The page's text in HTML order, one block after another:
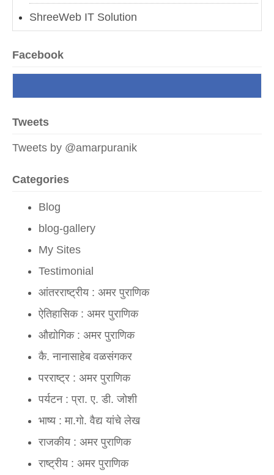
ShreeWeb IT Solution
मोगलस्तानचे कारस्थान
नवी अर्थक्रांती
लाल किल्ल्यावरून मोदींचा बलूची दणका
उर्जित पटेल यांची निवड आणि आव्हाने
भारतीय जनतेचा युद्धक्षोभ
मोदी सरकारचे पुर्वेकडील समुद्रीसाहस
Admin:grt
Sonu Aganur:amarji very excellent.. very thru
Anonymous: Good information for project.
Facebook
Tweets
Tweets by @amarpuranik
Categories
Blog
blog-gallery
My Sites
Testimonial
आंतरराष्ट्रीय : अमर पुराणिक
ऐतिहासिक : अमर पुराणिक
औद्योगिक : अमर पुराणिक
कै. नानासाहेब वळसंगकर
परराष्ट्र : अमर पुराणिक
पर्यटन : प्रा. ए. डी. जोशी
भाष्य : मा.गो. वैद्य यांचे लेख
राजकीय : अमर पुराणिक
राष्ट्रीय : अमर पुराणिक